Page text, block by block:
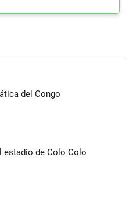
del Congo
estadio de Colo Colo